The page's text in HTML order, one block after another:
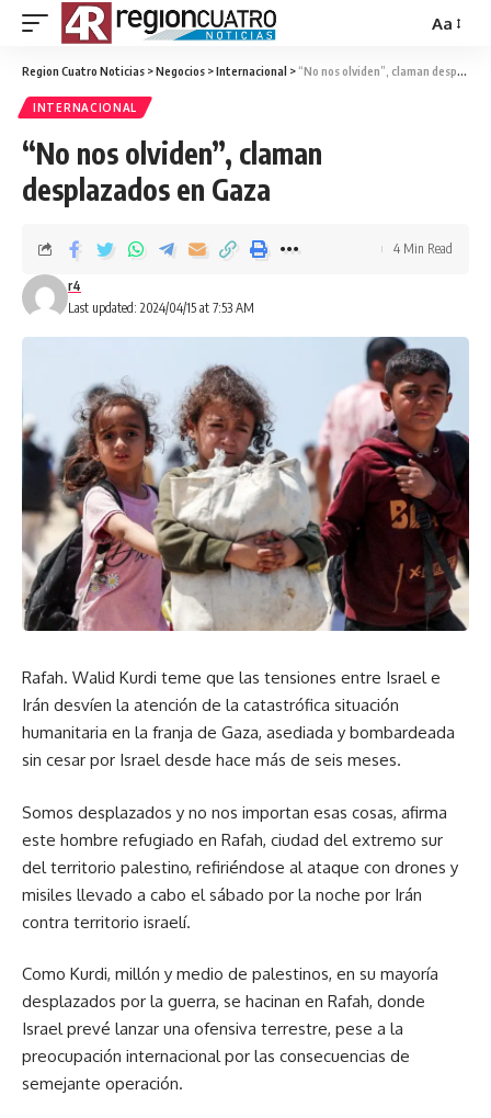
Aa
Region Cuatro Noticias >Negocios >Internacional > “No nos olviden”, claman desplazados en Gaza
INTERNACIONAL
“No nos olviden”, claman
desplazados en Gaza
Last updated: 2024/04/15 at 7:53 AM
r4
4 Min Read
Rafah. Walid Kurdi teme que las tensiones entre Israel e
Irán desvíen la atención de la catastrófica situación
humanitaria en la franja de Gaza, asediada y bombardeada
sin cesar por Israel desde hace más de seis meses.
Somos desplazados y no nos importan esas cosas, afirma
este hombre refugiado en Rafah, ciudad del extremo sur
del territorio palestino, refiriéndose al ataque con drones y
misiles llevado a cabo el sábado por la noche por Irán
contra territorio israelí.
Como Kurdi, millón y medio de palestinos, en su mayoría
desplazados por la guerra, se hacinan en Rafah, donde
Israel prevé lanzar una ofensiva terrestre, pese a la
preocupación internacional por las consecuencias de
semejante operación.